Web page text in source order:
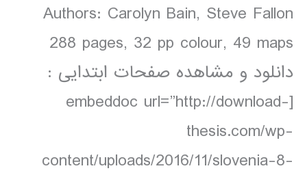
Authors: Carolyn Bain, Steve Fallon
288 pages, 32 pp colour, 49 maps
دانلود و مشاهده صفحات ابتدایی :
[embeddoc url=”http://download-
thesis.com/wp-
content/uploads/2016/11/slovenia-8-